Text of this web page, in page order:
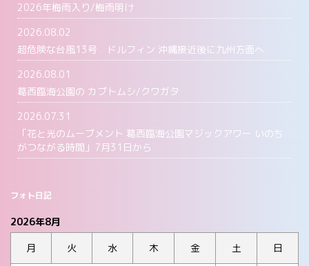
2026年梅雨入り/梅雨明け
2026.08.02
超危険な台風13号 ドルフィン 沖縄接近後に九州方面へ
2026.08.01
葛西臨海公園の カブトムシ/クワガタ
2026.07.31
「花と光のムーブメント 葛西臨海公園マジックアワー いのち
がつながる時間」7月31日から
フォト日記
2026年8月
月
火 水 木 金 土 日